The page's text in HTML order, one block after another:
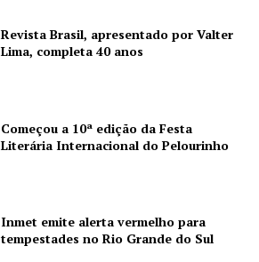
Revista Brasil, apresentado por Valter
Lima, completa 40 anos
Começou a 10ª edição da Festa
Literária Internacional do Pelourinho
Inmet emite alerta vermelho para
tempestades no Rio Grande do Sul